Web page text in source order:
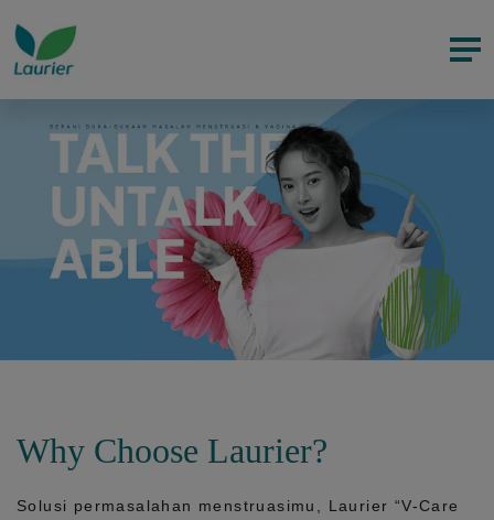
Why Choose Laurier?
Solusi permasalahan menstruasimu, Laurier “V-Care